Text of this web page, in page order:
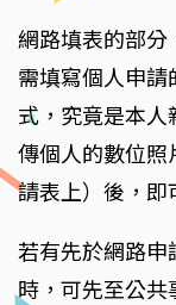
網路填表的部分
需填寫個人申請
式，究竟是本人
傳個人的數位照
請表上）後，即
若有先於網路申
時，可先至公共